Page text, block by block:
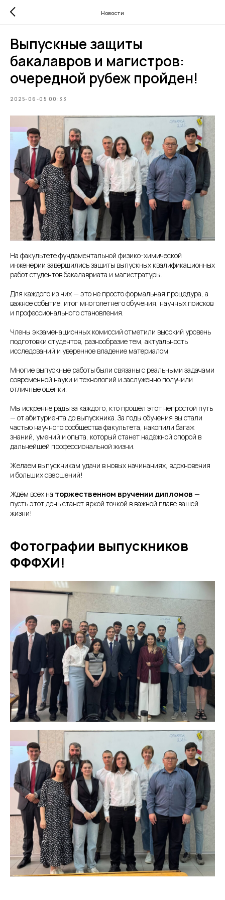
Новости
Выпускные защиты
бакалавров и магистров:
очередной рубеж пройден!
2025-06-05 00:33
На факультете фундаментальной физико-химической
инженерии завершились защиты выпускных квалификационных
работ студентов бакалавриата и магистратуры.
Для каждого из них — это не просто формальная процедура, а
важное событие, итог многолетнего обучения, научных поисков
и профессионального становления.
Члены экзаменационных комиссий отметили высокий уровень
подготовки студентов, разнообразие тем, актуальность
исследований и уверенное владение материалом.
Многие выпускные работы были связаны с реальными задачами
современной науки и технологий и заслуженно получили
отличные оценки.
Мы искренне рады за каждого, кто прошёл этот непростой путь
— от абитуриента до выпускника. За годы обучения вы стали
частью научного сообщества факультета, накопили багаж
знаний, умений и опыта, который станет надёжной опорой в
дальнейшей профессиональной жизни.
Желаем выпускникам удачи в новых начинаниях, вдохновения
и больших свершений!
Ждём всех на торжественном вручении дипломов —
пусть этот день станет яркой точкой в важной главе вашей
жизни!
Фотографии выпускников
ФФФХИ!